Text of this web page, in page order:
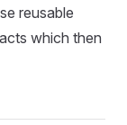
reusable
which then